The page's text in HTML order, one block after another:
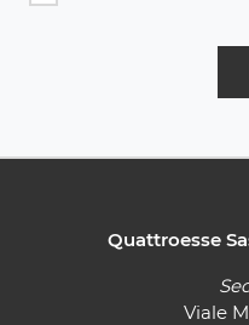
Quattroesse
Viale